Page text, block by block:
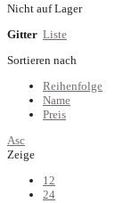
Nicht auf Lager
Gitter Liste
Sortieren nach
Reihenfolge
Name
Preis
Asc
Zeige
12
24